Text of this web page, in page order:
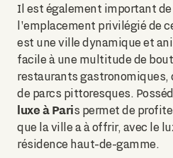
Il est également important
l'emplacement privilégié de
est une ville dynamique et
facile à une multitude de
restaurants gastronomiques,
de parcs pittoresques.
luxe à Paris permet de
que la ville a à offrir, avec le
résidence haut-de-gamme.